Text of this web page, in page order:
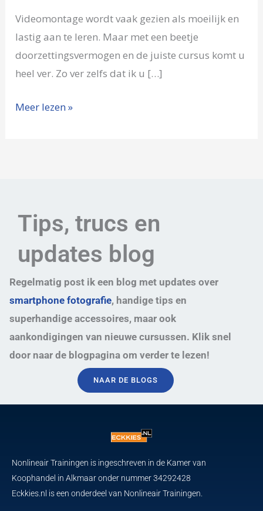
Videomontage wordt vaak gezien als moeilijk en
lastig aan te leren. Maar met een beetje
doorzettingsvermogen en de juiste cursus komt u
heel ver. Zo ver zelfs dat ik u […]
Meer lezen »
Tips, trucs en
updates blog
Regelmatig post ik een blog met updates over
smartphone fotografie, handige tips en
superhandige accessoires, maar ook
aankondigingen van nieuwe cursussen. Klik snel
door naar de blogpagina om verder te lezen!
NAAR DE BLOGS
Nonlineair Trainingen is ingeschreven in de Kamer van
Koophandel in Alkmaar onder nummer 34292428
Eckkies.nl is een onderdeel van Nonlineair Trainingen.